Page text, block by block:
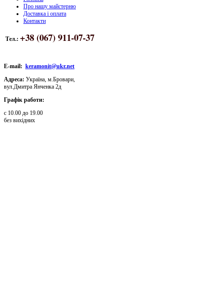
Про нашу майстерню
Доставка і оплата
Контакти
Тел.: +38 (067) 911-07-37
E-mail: keramonit@ukr.net
Адреса: Україна, м.Бровари,
вул.Дмитра Янченка 2д
Графік работи:
с 10.00 до 19.00
без вихідних